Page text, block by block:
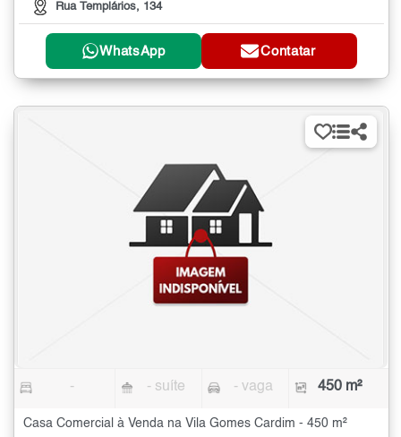
Rua Templários, 134
WhatsApp Contatar
- - suíte - vaga 450 m²
Casa Comercial à Venda na Vila Gomes Cardim - 450 m²